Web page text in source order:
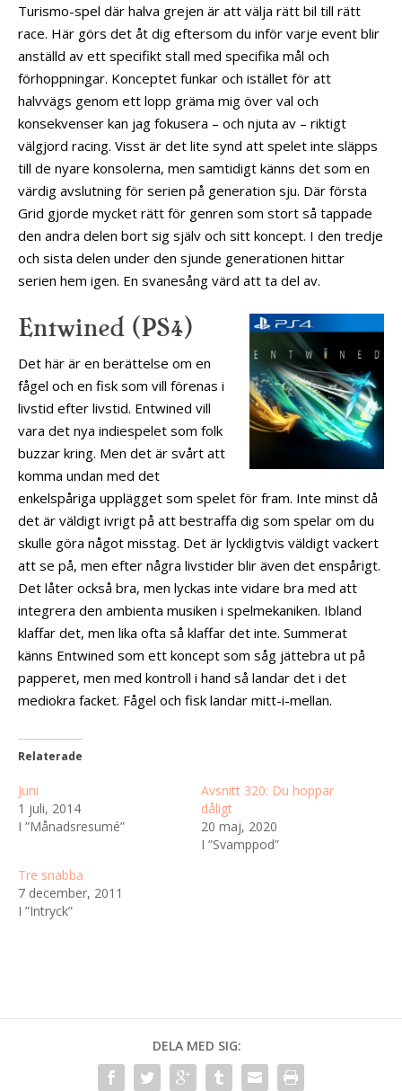
Turismo-spel där halva grejen är att välja rätt bil till rätt
race. Här görs det åt dig eftersom du inför varje event blir
anställd av ett specifikt stall med specifika mål och
förhoppningar. Konceptet funkar och istället för att
halvvägs genom ett lopp gräma mig över val och
konsekvenser kan jag fokusera – och njuta av – riktigt
välgjord racing. Visst är det lite synd att spelet inte släpps
till de nyare konsolerna, men samtidigt känns det som en
värdig avslutning för serien på generation sju. Där första
Grid gjorde mycket rätt för genren som stort så tappade
den andra delen bort sig själv och sitt koncept. I den tredje
och sista delen under den sjunde generationen hittar
serien hem igen. En svanesång värd att ta del av.
Entwined (PS4)
Det här är en berättelse om en
fågel och en fisk som vill förenas i
livstid efter livstid. Entwined vill
vara det nya indiespelet som folk
buzzar kring. Men det är svårt att
komma undan med det
enkelspåriga upplägget som spelet för fram. Inte minst då
det är väldigt ivrigt på att bestraffa dig som spelar om du
skulle göra något misstag. Det är lyckligtvis väldigt vackert
att se på, men efter några livstider blir även det enspårigt.
Det låter också bra, men lyckas inte vidare bra med att
integrera den ambienta musiken i spelmekaniken. Ibland
klaffar det, men lika ofta så klaffar det inte. Summerat
känns Entwined som ett koncept som såg jättebra ut på
papperet, men med kontroll i hand så landar det i det
mediokra facket. Fågel och fisk landar mitt-i-mellan.
Relaterade
Juni
1 juli, 2014
I ”Månadsresumé”
Avsnitt 320: Du hoppar
dåligt
20 maj, 2020
I ”Svamppod”
Tre snabba
7 december, 2011
I ”Intryck”
DELA MED SIG: